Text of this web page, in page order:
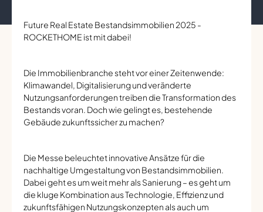
Future Real Estate Bestandsimmobilien 2025 -
ROCKETHOME ist mit dabei!
Die Immobilienbranche steht vor einer Zeitenwende:
Klimawandel, Digitalisierung und veränderte
Nutzungsanforderungen treiben die Transformation des
Bestands voran. Doch wie gelingt es, bestehende
Gebäude zukunftssicher zu machen?
Die Messe beleuchtet innovative Ansätze für die
nachhaltige Umgestaltung von Bestandsimmobilien.
Dabei geht es um weit mehr als Sanierung – es geht um
die kluge Kombination aus Technologie, Effizienz und
zukunftsfähigen Nutzungskonzepten als auch um